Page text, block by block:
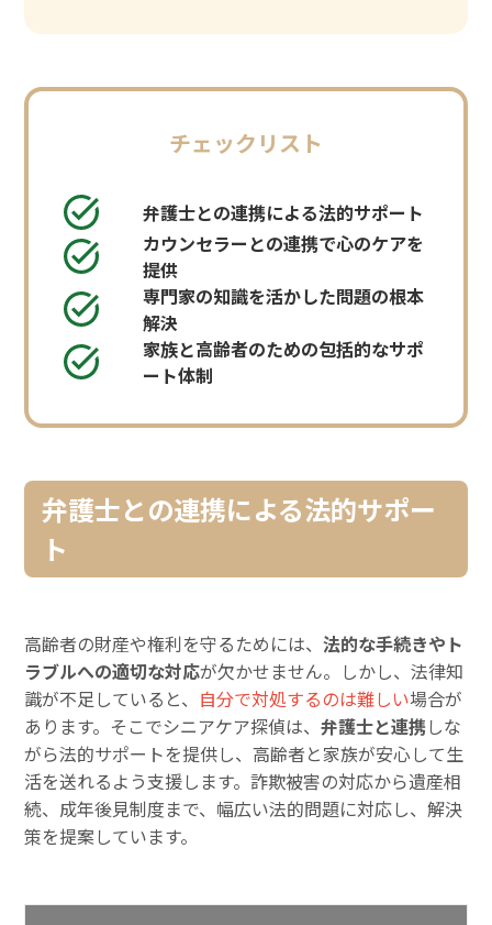
チェックリスト
弁護士との連携による法的サポート
カウンセラーとの連携で心のケアを
提供
専門家の知識を活かした問題の根本
解決
家族と高齢者のための包括的なサポ
ート体制
弁護士との連携による法的サポー
ト
高齢者の財産や権利を守るためには、法的な手続きやト
ラブルへの適切な対応が欠かせません。しかし、法律知
識が不足していると、 自分で対処するのは難しい場合が
あります。そこでシニアケア探偵は、弁護士と連携しな
がら法的サポートを提供し、高齢者と家族が安心して生
活を送れるよう支援します。詐欺被害の対応から遺産相
続、成年後見制度まで、幅広い法的問題に対応し、解決
策を提案しています。